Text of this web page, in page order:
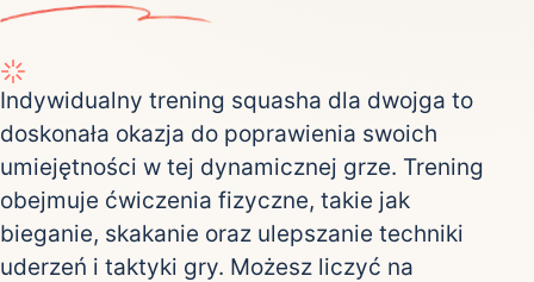
Indywidualny trening squasha dla dwojga to
doskonała okazja do poprawienia swoich
umiejętności w tej dynamicznej grze. Trening
obejmuje ćwiczenia fizyczne, takie jak
bieganie, skakanie oraz ulepszanie techniki
uderzeń i taktyki gry. Możesz liczyć na